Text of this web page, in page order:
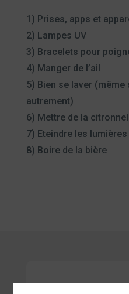
1) Prises, apps et
2) Lampes UV
3) Bracelets pour
4) Manger de l’ail
5) Bien se laver
autrement)
6) Mettre de la
7) Eteindre les lumières
8) Boire de la bière